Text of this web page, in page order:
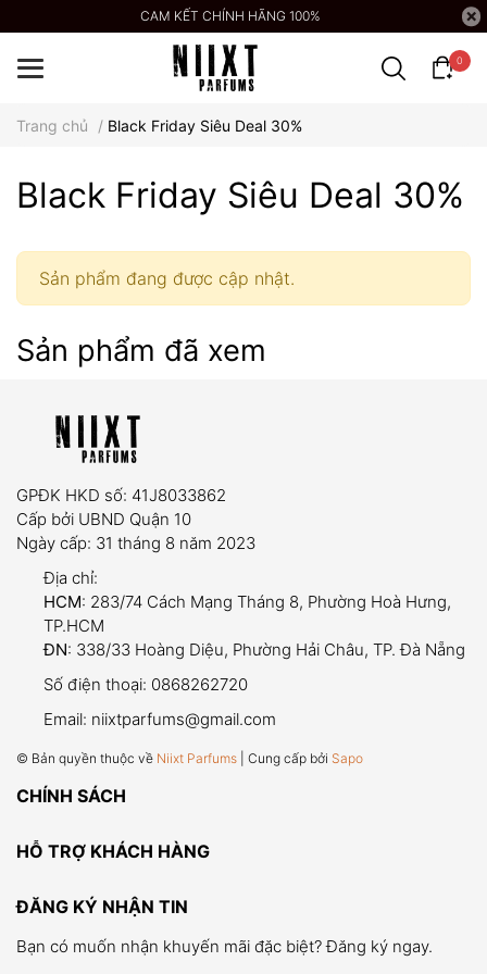
CAM KẾT CHÍNH HÃNG 100%
0
Trang chủ / Black Friday Siêu Deal 30%
Black Friday Siêu Deal 30%
Sản phẩm đang được cập nhật.
Sản phẩm đã xem
GPĐK HKD số: 41J8033862
Cấp bởi UBND Quận 10
Ngày cấp: 31 tháng 8 năm 2023
Địa chỉ:
HCM: 283/74 Cách Mạng Tháng 8, Phường Hoà Hưng,
TP.HCM
ĐN: 338/33 Hoàng Diệu, Phường Hải Châu, TP. Đà Nẵng
Số điện thoại: 0868262720
Email: niixtparfums@gmail.com
© Bản quyền thuộc về Niixt Parfums | Cung cấp bởi Sapo
CHÍNH SÁCH
HỖ TRỢ KHÁCH HÀNG
ĐĂNG KÝ NHẬN TIN
Bạn có muốn nhận khuyến mãi đặc biệt? Đăng ký ngay.